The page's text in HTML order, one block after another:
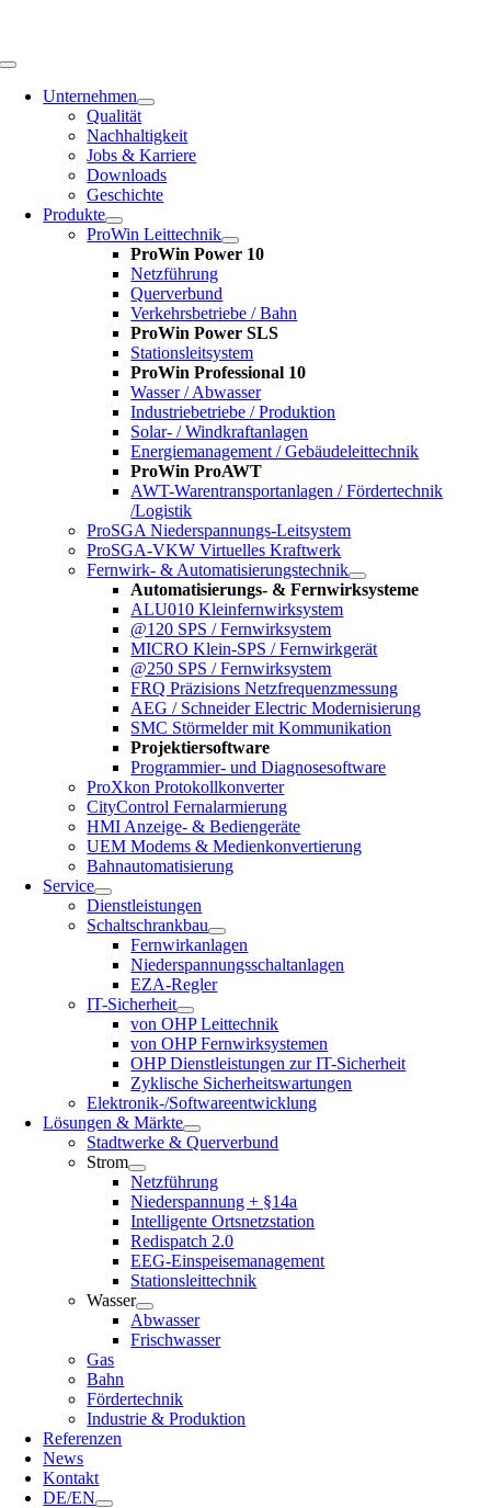
Toggle
NavigationUnternehmen
Qualität
Nachhaltigkeit
Jobs & Karriere
Downloads
Geschichte
Produkte
ProWin Leittechnik
ProWin Power 10
Netzführung
Querverbund
Verkehrsbetriebe / Bahn
ProWin Power SLS
Stationsleitsystem
ProWin Professional 10
Wasser / Abwasser
Industriebetriebe / Produktion
Solar- / Windkraftanlagen
Energiemanagement / Gebäudeleittechnik
ProWin ProAWT
AWT-Warentransportanlagen / Fördertechnik
/Logistik
ProSGA Niederspannungs-Leitsystem
ProSGA-VKW Virtuelles Kraftwerk
Fernwirk- & Automatisierungstechnik
Automatisierungs- & Fernwirksysteme
ALU010 Kleinfernwirksystem
@120 SPS / Fernwirksystem
MICRO Klein-SPS / Fernwirkgerät
@250 SPS / Fernwirksystem
FRQ Präzisions Netzfrequenzmessung
AEG / Schneider Electric Modernisierung
SMC Störmelder mit Kommunikation
Projektiersoftware
Programmier- und Diagnosesoftware
ProXkon Protokollkonverter
CityControl Fernalarmierung
HMI Anzeige- & Bediengeräte
UEM Modems & Medienkonvertierung
Bahnautomatisierung
Service
Dienstleistungen
Schaltschrankbau
Fernwirkanlagen
Niederspannungsschaltanlagen
EZA-Regler
IT-Sicherheit
von OHP Leittechnik
von OHP Fernwirksystemen
OHP Dienstleistungen zur IT-Sicherheit
Zyklische Sicherheitswartungen
Elektronik-/Softwareentwicklung
Lösungen & Märkte
Stadtwerke & Querverbund
Strom
Netzführung
Niederspannung + §14a
Intelligente Ortsnetzstation
Redispatch 2.0
EEG-Einspeisemanagement
Stationsleittechnik
Wasser
Abwasser
Frischwasser
Gas
Bahn
Fördertechnik
Industrie & Produktion
Referenzen
News
Kontakt
DE/EN